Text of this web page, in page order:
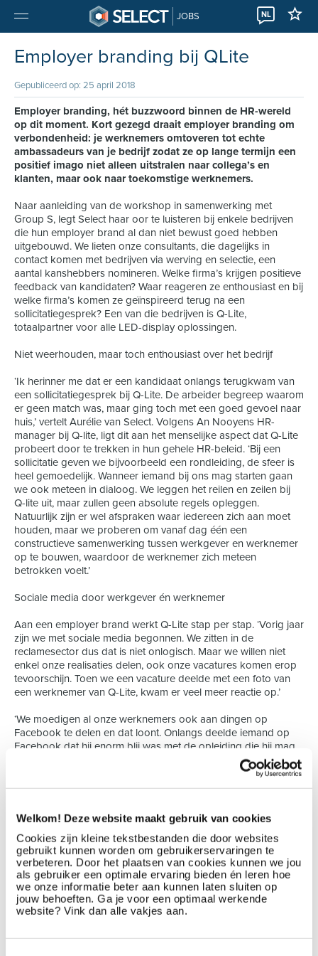
Welkom! Deze website maakt gebruik van cookies
Cookies zijn kleine tekstbestanden die door websites
gebruikt kunnen worden om gebruikerservaringen te
verbeteren. Door het plaatsen van cookies kunnen we jou
als gebruiker een optimale ervaring bieden én leren hoe
we onze informatie beter aan kunnen laten sluiten op
jouw behoeften. Ga je voor een optimaal werkende
website? Vink dan alle vakjes aan.
JOBS NL
Employer branding bij QLite
Gepubliceerd op: 25 april 2018
Employer branding, hét buzzwoord binnen de HR-wereld
op dit moment. Kort gezegd draait employer branding om
verbondenheid: je werknemers omtoveren tot echte
ambassadeurs van je bedrijf zodat ze op lange termijn een
positief imago niet alleen uitstralen naar collega’s en
klanten, maar ook naar toekomstige werknemers.
Naar aanleiding van de workshop in samenwerking met
Group S, legt Select haar oor te luisteren bij enkele bedrijven
die hun employer brand al dan niet bewust goed hebben
uitgebouwd. We lieten onze consultants, die dagelijks in
contact komen met bedrijven via werving en selectie, een
aantal kanshebbers nomineren. Welke firma’s krijgen positieve
feedback van kandidaten? Waar reageren ze enthousiast en bij
welke firma’s komen ze geïnspireerd terug na een
sollicitatiegesprek? Een van die bedrijven is Q-Lite,
totaalpartner voor alle LED-display oplossingen.
Niet weerhouden, maar toch enthousiast over het bedrijf
‘Ik herinner me dat er een kandidaat onlangs terugkwam van
een sollicitatiegesprek bij Q-Lite. De arbeider begreep waarom
er geen match was, maar ging toch met een goed gevoel naar
huis,’ vertelt Aurélie van Select. Volgens An Nooyens HR-
manager bij Q-lite, ligt dit aan het menselijke aspect dat Q-Lite
probeert door te trekken in hun gehele HR-beleid. ‘Bij een
sollicitatie geven we bijvoorbeeld een rondleiding, de sfeer is
heel gemoedelijk. Wanneer iemand bij ons mag starten gaan
we ook meteen in dialoog. We leggen het reilen en zeilen bij
Q-lite uit, maar zullen geen absolute regels opleggen.
Natuurlijk zijn er wel afspraken waar iedereen zich aan moet
houden, maar we proberen om vanaf dag één een
constructieve samenwerking tussen werkgever en werknemer
op te bouwen, waardoor de werknemer zich meteen
betrokken voelt.’
Sociale media door werkgever én werknemer
Aan een employer brand werkt Q-Lite stap per stap. ‘Vorig jaar
zijn we met sociale media begonnen. We zitten in de
reclamesector dus dat is niet onlogisch. Maar we willen niet
enkel onze realisaties delen, ook onze vacatures komen erop
tevoorschijn. Toen we een vacature deelde met een foto van
een werknemer van Q-Lite, kwam er veel meer reactie op.’
‘We moedigen al onze werknemers ook aan dingen op
Facebook te delen en dat loont. Onlangs deelde iemand op
Facebook dat hij enorm blij was met de opleiding die hij mag
volgen dankzij Q-Lite. Dit motiveert ook de oudere generatie,
‘We moeten als klein bedrijf opboksen tegen grotere spelers
die sterker staan wat betreft arbeidsvoorwaarden maar met
employer branding die vanuit onze medewerkers vertrekt,
kunnen we dit al gedeeltelijk aanpakken.’ Omdat Q-lite de
betrokkenheid van haar werknemers belangrijk vindt, zet ze
enorm in op open communicatie. Bij twijfels over de job, vinden
medewerkers gemakkelijk de weg naar An of de teamleider.
invulling, in de mate van het mogelijke.’